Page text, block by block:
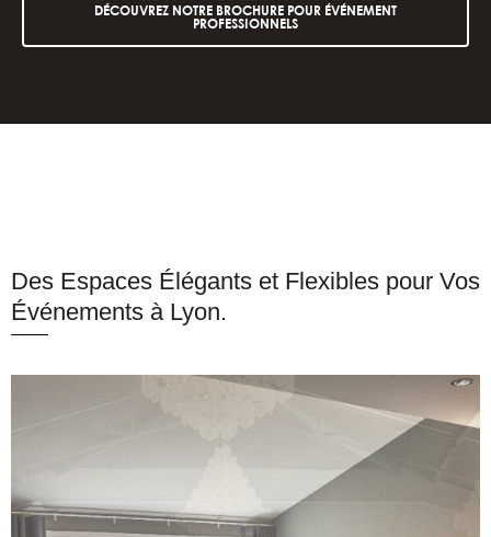
DÉCOUVREZ NOTRE BROCHURE POUR ÉVÉNEMENT
PROFESSIONNELS
Des Espaces Élégants et Flexibles pour Vos
Événements à Lyon.